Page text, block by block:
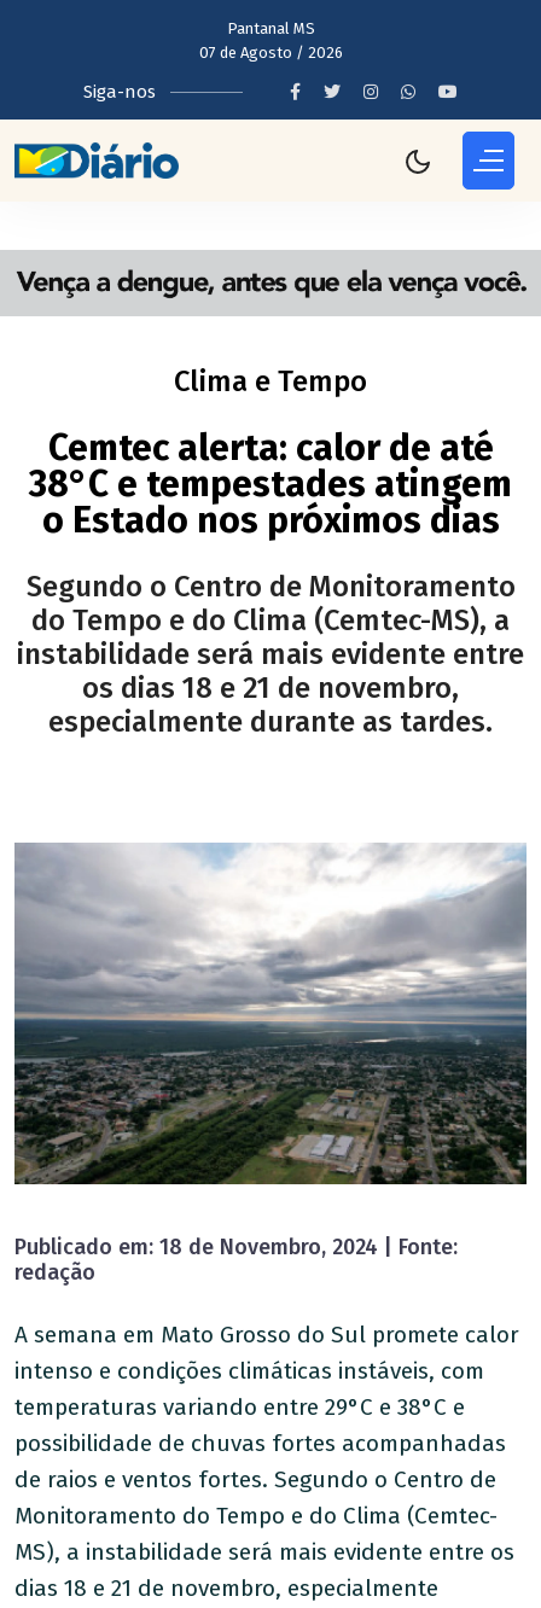
Pantanal MS
07 de Agosto / 2026
Siga-nos
Clima e Tempo
Cemtec alerta: calor de até
38°C e tempestades atingem
o Estado nos próximos dias
Segundo o Centro de Monitoramento
do Tempo e do Clima (Cemtec-MS), a
instabilidade será mais evidente entre
os dias 18 e 21 de novembro,
especialmente durante as tardes.
Publicado em: 18 de Novembro, 2024 | Fonte:
redação
A semana em Mato Grosso do Sul promete calor
intenso e condições climáticas instáveis, com
temperaturas variando entre 29°C e 38°C e
possibilidade de chuvas fortes acompanhadas
de raios e ventos fortes. Segundo o Centro de
Monitoramento do Tempo e do Clima (Cemtec-
MS), a instabilidade será mais evidente entre os
dias 18 e 21 de novembro, especialmente